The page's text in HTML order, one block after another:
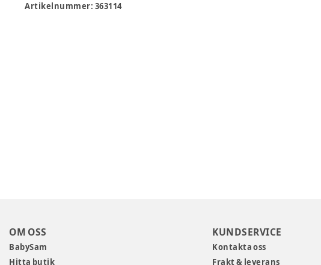
Artikelnummer: 363114
OM OSS
BabySam
Hitta butik
KUNDSERVICE
Kontakta oss
Frakt & leverans